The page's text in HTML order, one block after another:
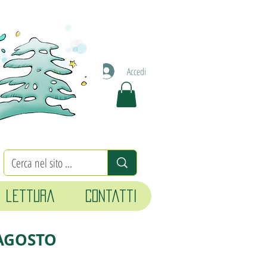
Accedi
lettura Contatti